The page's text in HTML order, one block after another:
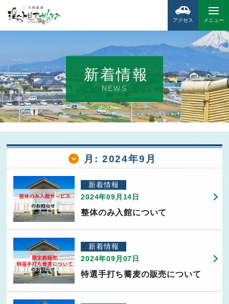
メニュー
アクセス
新着情報
NEWS
月: 2024年9月
新着情報
2024年09月14日
整体のみ入館について
新着情報
2024年09月07日
特選手打ち蕎麦の販売について